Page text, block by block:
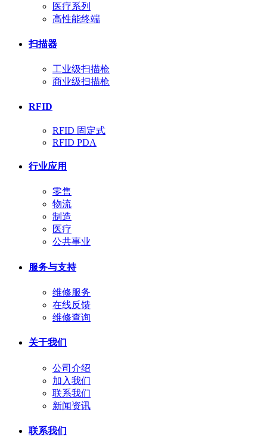
医疗系列
高性能终端
扫描器
工业级扫描枪
商业级扫描枪
RFID
RFID 固定式
RFID PDA
行业应用
零售
物流
制造
医疗
公共事业
服务与支持
维修服务
在线反馈
维修查询
关于我们
公司介绍
加入我们
联系我们
新闻资讯
联系我们